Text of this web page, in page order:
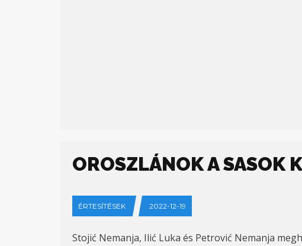
OROSZLÁNOK A SASOK
ÉRTESÍTÉSEK 2022-12-19
Stojić Nemanja, Ilić Luka és Petrović Nemanja